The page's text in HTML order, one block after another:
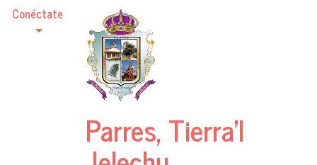
Conéctate
Parres, Tierra'l